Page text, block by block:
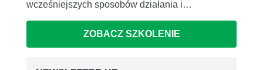
wcześniejszych sposobów działania i…
ZOBACZ SZKOLENIE